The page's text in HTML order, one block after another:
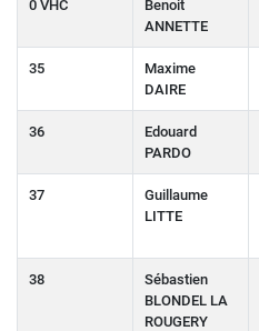
0 VHC
Benoit
ANNETTE
35
Maxime
DAIRE
36
Edouard
PARDO
37
Guillaume
LITTE
38
Sébastien
BLONDEL LA
ROUGERY